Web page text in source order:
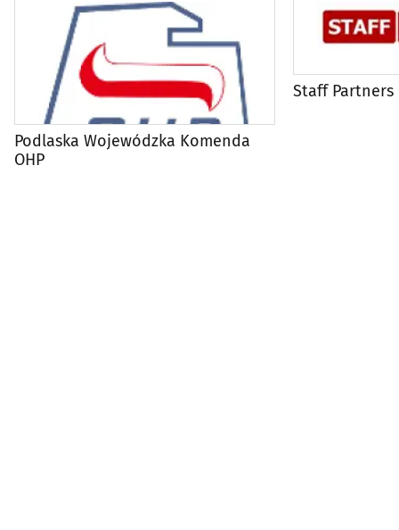
Podlaska Wojewódzka Komenda
OHP
Staff Partners